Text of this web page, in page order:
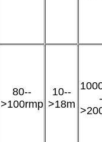
80--
>100rmp
10--
>18m
-